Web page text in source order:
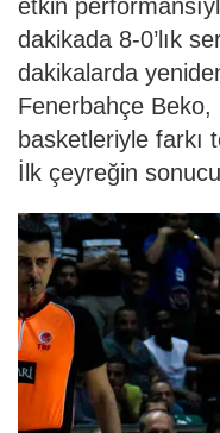
etkin
dakikada 8-0’lık
dakikalarda
Fenerbahçe Beko,
basketleriyle farkı
İlk çeyreğin